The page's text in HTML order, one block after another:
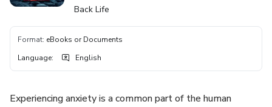
Back Life
Format: eBooks or Documents
Language: English
Experiencing anxiety is a common part of the human